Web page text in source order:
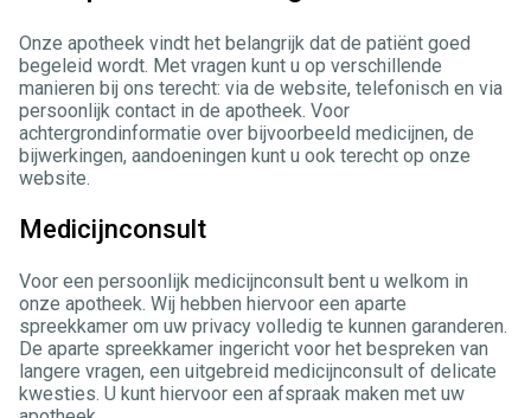
Onze apotheek vindt het belangrijk dat de patiënt goed
begeleid wordt. Met vragen kunt u op verschillende
manieren bij ons terecht: via de website, telefonisch en via
persoonlijk contact in de apotheek. Voor
achtergrondinformatie over bijvoorbeeld medicijnen, de
bijwerkingen, aandoeningen kunt u ook terecht op onze
website.
Medicijnconsult
Voor een persoonlijk medicijnconsult bent u welkom in
onze apotheek. Wij hebben hiervoor een aparte
spreekkamer om uw privacy volledig te kunnen garanderen.
De aparte spreekkamer ingericht voor het bespreken van
langere vragen, een uitgebreid medicijnconsult of delicate
kwesties. U kunt hiervoor een afspraak maken met uw